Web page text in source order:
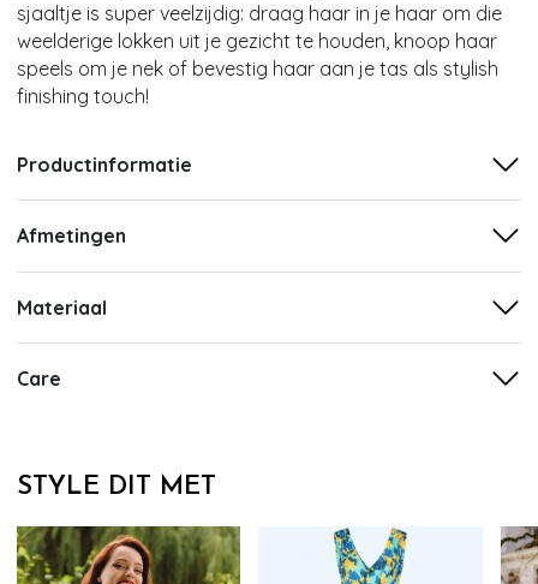
sjaaltje is super veelzijdig: draag haar in je haar om die
weelderige lokken uit je gezicht te houden, knoop haar
speels om je nek of bevestig haar aan je tas als stylish
finishing touch!
Productinformatie
Afmetingen
Materiaal
Care
STYLE DIT MET